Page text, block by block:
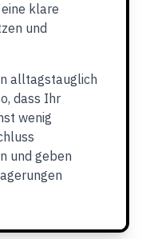
klare
und
alltagstauglich
dass Ihr
wenig
und geben